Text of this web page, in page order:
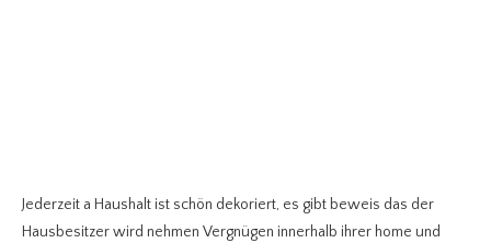
Jederzeit a Haushalt ist schön dekoriert, es gibt beweis das der
Hausbesitzer wird nehmen Vergnügen innerhalb ihrer home und